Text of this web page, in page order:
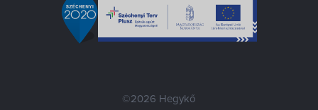
©2026 Hegykő